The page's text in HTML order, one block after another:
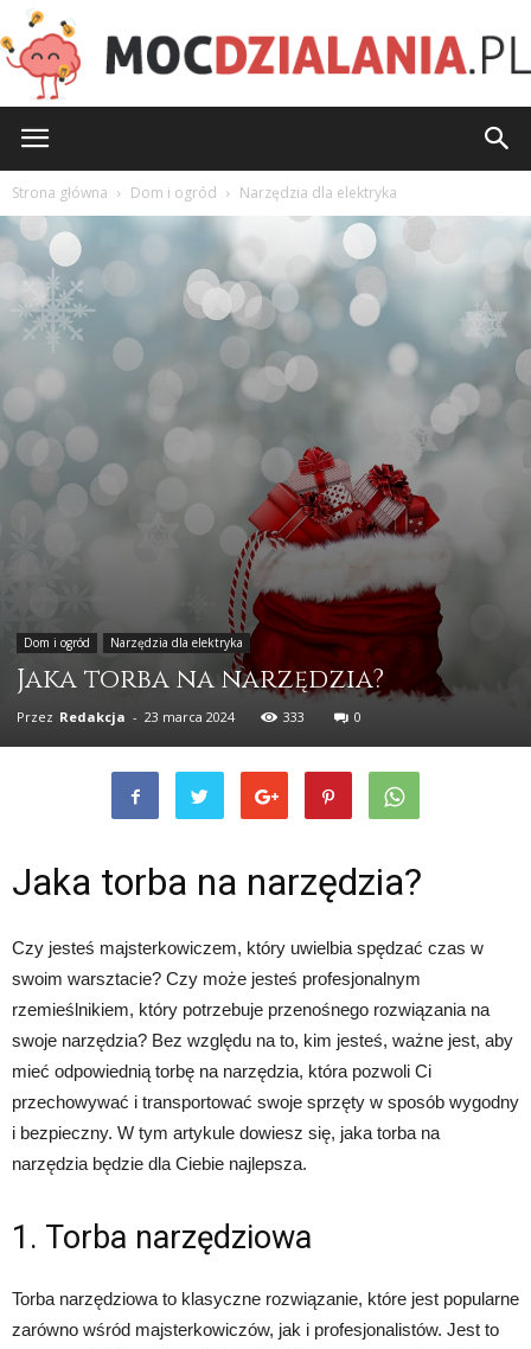
Strona główna Dom i ogród Narzędzia dla elektryka
Dom i ogród Narzędzia dla elektryka
Jaka torba na narzędzia?
Przez Redakcja - 23 marca 2024 333 0
Jaka torba na narzędzia?
Czy jesteś majsterkowiczem, który uwielbia spędzać czas w
swoim warsztacie? Czy może jesteś profesjonalnym
rzemieślnikiem, który potrzebuje przenośnego rozwiązania na
swoje narzędzia? Bez względu na to, kim jesteś, ważne jest, aby
mieć odpowiednią torbę na narzędzia, która pozwoli Ci
przechowywać i transportować swoje sprzęty w sposób wygodny
i bezpieczny. W tym artykule dowiesz się, jaka torba na
narzędzia będzie dla Ciebie najlepsza.
1. Torba narzędziowa
Torba narzędziowa to klasyczne rozwiązanie, które jest popularne
zarówno wśród majsterkowiczów, jak i profesjonalistów. Jest to